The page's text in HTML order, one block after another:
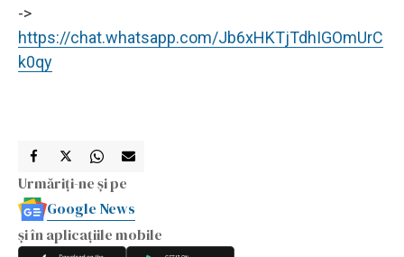
->
https://chat.whatsapp.com/Jb6xHKTjTdhIGOmUrC
k0qy
Urmăriți-ne și pe
Google News
și în aplicațiile mobile